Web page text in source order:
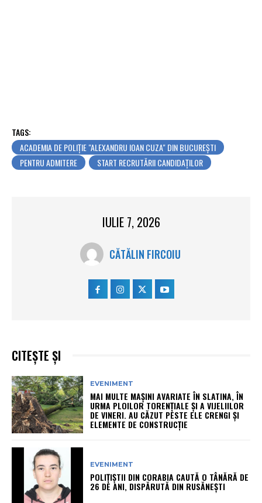
TAGS:
ACADEMIA DE POLIȚIE "ALEXANDRU IOAN CUZA" DIN BUCUREȘTI
PENTRU ADMITERE
START RECRUTĂRII CANDIDAȚILOR
IULIE 7, 2026
CĂTĂLIN FIRCOIU
CITEȘTE ȘI
EVENIMENT
MAI MULTE MAȘINI AVARIATE ÎN SLATINA, ÎN
URMA PLOILOR TORENȚIALE ȘI A VIJELIILOR
DE VINERI. AU CĂZUT PESTE ELE CRENGI ȘI
ELEMENTE DE CONSTRUCȚIE
EVENIMENT
POLIȚIȘTII DIN CORABIA CAUTĂ O TÂNĂRĂ DE
26 DE ANI, DISPĂRUTĂ DIN RUSĂNEȘTI